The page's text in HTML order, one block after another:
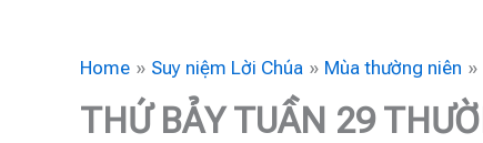
Home Suy niệm Lời Chúa Mùa thường niên
THỨ BẢY TUẦN 29